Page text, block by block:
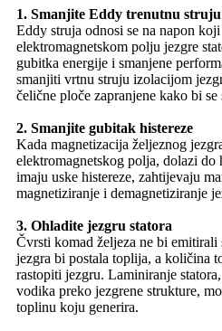
1. Smanjite Eddy trenutnu struju
Eddy struja odnosi se na napon koji
elektromagnetskom polju jezgre
gubitka energije i smanjene
smanjiti vrtnu struju izolacijom
čelične ploče zapranjene kako bi
2. Smanjite gubitak histereze
Kada magnetizacija željeznog
elektromagnetskog polja, dolazi do
imaju uske histereze, zahtijevaju
magnetiziranje i demagnetiziranje
3. Ohladite jezgru statora
Čvrsti komad željeza ne bi
jezgra bi postala toplija, a količina
rastopiti jezgru. Laminiranje
vodika preko jezgrene strukture,
toplinu koju generira.